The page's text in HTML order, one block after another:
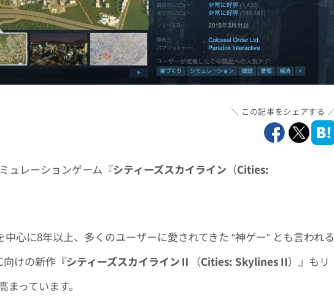
この記事をシェアする
ュレーションゲーム『シティーズスカイライン （Cities:
心に8年以上、多くのユーザーに愛されてきた “神ゲー” とも言われる
向けの新作『シティーズスカイラインⅡ （Cities: Skylines II）』もリ
っています。